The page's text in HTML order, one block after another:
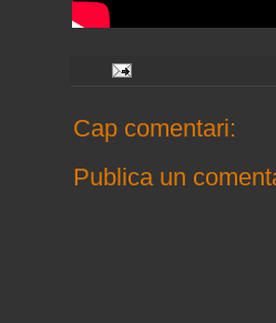
Cap comentari:
Publica un